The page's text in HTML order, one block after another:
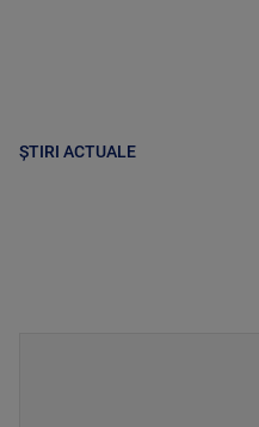
ȘTIRI ACTUALE